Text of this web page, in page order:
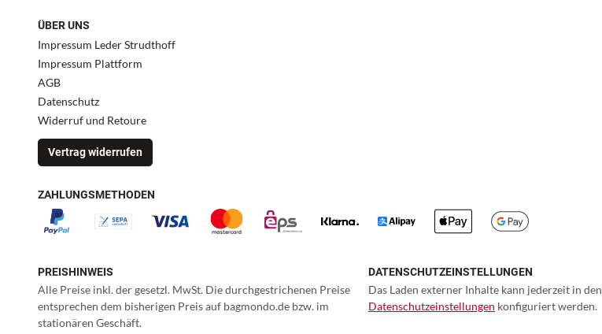
ÜBER UNS
Impressum Leder Strudthoff
Impressum Plattform
AGB
Datenschutz
Widerruf und Retoure
Vertrag widerrufen
ZAHLUNGSMETHODEN
PREISHINWEIS
Alle Preise inkl. der gesetzl. MwSt. Die durchgestrichenen Preise
entsprechen dem bisherigen Preis auf bagmondo.de bzw. im
stationären Geschäft.
DATENSCHUTZEINSTELLUNGEN
Das Laden externer Inhalte kann jederzeit in den
Datenschutzeinstellungen konfiguriert werden.